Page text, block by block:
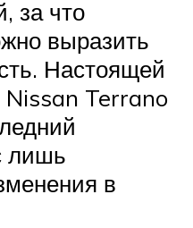
за что
выразить
Настоящей
Terrano
лишь
в